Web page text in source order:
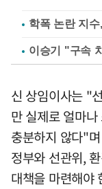
학폭 논란 지
이승기 "구속
신 상임이사는 "
만 실제로 얼마
충분하지 않다"
정부와 선관위,
대책을 마련해야